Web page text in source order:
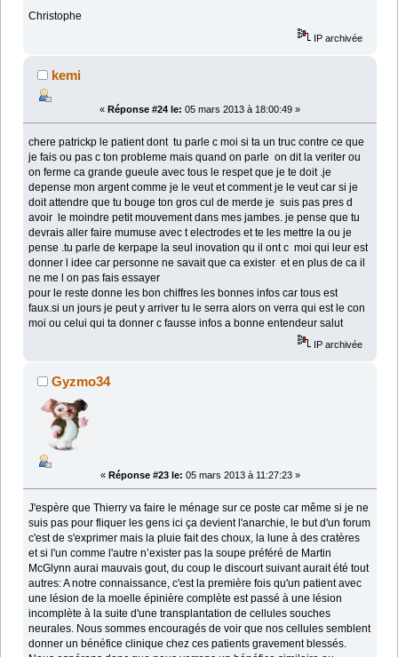
Christophe
IP archivée
kemi
« Réponse #24 le: 05 mars 2013 à 18:00:49 »
chere patrickp le patient dont tu parle c moi si ta un truc contre ce que
je fais ou pas c ton probleme mais quand on parle on dit la veriter ou
on ferme ca grande gueule avec tous le respet que je te doit .je
depense mon argent comme je le veut et comment je le veut car si je
doit attendre que tu bouge ton gros cul de merde je suis pas pres d
avoir le moindre petit mouvement dans mes jambes. je pense que tu
devrais aller faire mumuse avec t electrodes et te les mettre la ou je
pense .tu parle de kerpape la seul inovation qu il ont c moi qui leur est
donner l idee car personne ne savait que ca exister et en plus de ca il
ne me l on pas fais essayer
pour le reste donne les bon chiffres les bonnes infos car tous est
faux.si un jours je peut y arriver tu le serra alors on verra qui est le con
moi ou celui qui ta donner c fausse infos a bonne entendeur salut
IP archivée
Gyzmo34
« Réponse #23 le: 05 mars 2013 à 11:27:23 »
J'espère que Thierry va faire le ménage sur ce poste car même si je ne
suis pas pour fliquer les gens ici ça devient l'anarchie, le but d'un forum
c'est de s'exprimer mais la pluie fait des choux, la lune à des cratères
et si l'un comme l'autre n’exister pas la soupe préféré de Martin
McGlynn aurai mauvais gout, du coup le discourt suivant aurait été tout
autres: A notre connaissance, c'est la première fois qu'un patient avec
une lésion de la moelle épinière complète est passé à une lésion
incomplète à la suite d'une transplantation de cellules souches
neurales. Nous sommes encouragés de voir que nos cellules semblent
donner un bénéfice clinique chez ces patients gravement blessés.